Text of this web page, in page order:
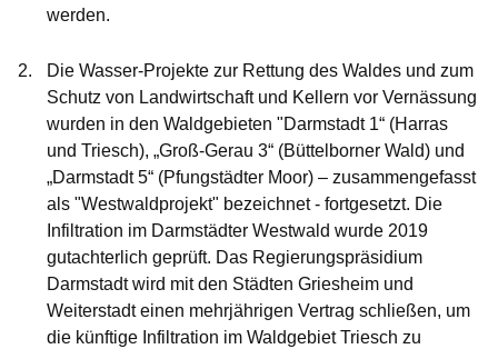
werden.
Die Wasser-Projekte zur Rettung des Waldesund zum
Schutz von Landwirtschaft und Kellern vor Vernässung
wurden in den Waldgebieten "Darmstadt 1“ (Harras
und Triesch), „Groß-Gerau 3“ (Büttelborner Wald) und
„Darmstadt 5“ (Pfungstädter Moor) – zusammengefasst
als "Westwaldprojekt" bezeichnet - fortgesetzt. Die
Infiltration im Darmstädter Westwald wurde 2019
gutachterlich geprüft. Das Regierungspräsidium
Darmstadt wird mit den Städten Griesheim und
Weiterstadt einen mehrjährigen Vertrag schließen, um
die künftige Infiltration im Waldgebiet Triesch zu